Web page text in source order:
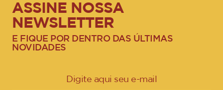
ASSINE NOSSA
NEWSLETTER
E FIQUE POR DENTRO DAS ÚLTIMAS
NOVIDADES